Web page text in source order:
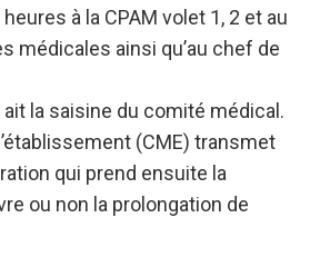
à la CPAM volet 1, 2 et au
médicales ainsi qu’au chef de
ait la saisine du comité médical.
(CME) transmet
qui prend ensuite la
ou non la prolongation de